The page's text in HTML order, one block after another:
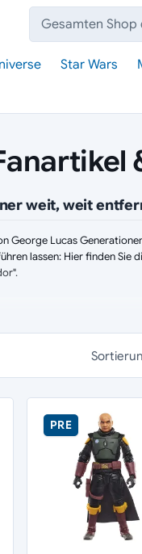
Suche:
Star Wars
weit, weit
George Lucas
lassen: Hier finden Sie
Die beliebteste Reihe
(3.75 Inch):
Nostalgie
Wir wissen, wie wichtig der
und bringen Sie das
PRE